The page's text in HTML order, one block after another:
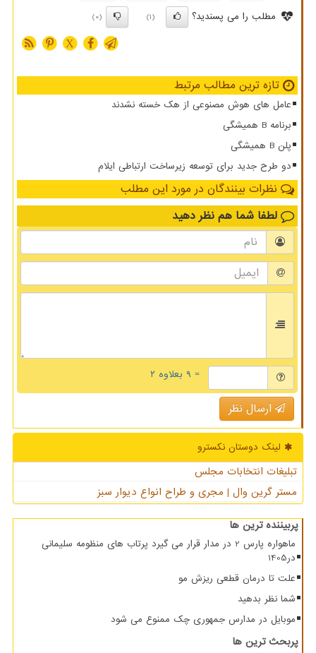
مطلب را می پسندید؟
(1)
(0)
X
تازه ترین مطالب مرتبط
عامل های هوش مصنوعی از هک خسته نشدند
برنامه B همیشگی
پلن B همیشگی
دو طرح جدید برای توسعه زیرساخت ارتباطی ایلام
نظرات بینندگان در مورد این مطلب
لطفا شما هم نظر دهید
= ۹ بعلاوه ۲
ارسال نظر
لینک دوستان نكسترو
تبلیغات انتخابات مجلس
مستر گرین وال | مجری و طراح انواع دیوار سبز
پربیننده ترین ها
ماهواره پارس 2 در مدار قرار می گیرد پرتاب های منظومه سلیمانی
در1405
علت تا درمان قطعی ریزش مو
شما نظر بدهید
موبایل در مدارس جمهوری چک ممنوع می شود
پربحث ترین ها